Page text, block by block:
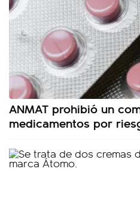
ANMAT prohibió un
medicamentos por